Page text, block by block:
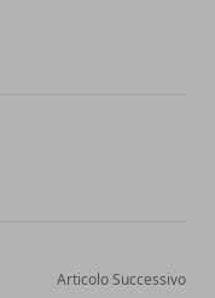
Articolo Successivo